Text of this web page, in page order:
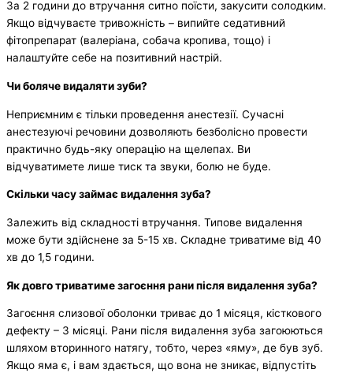
За 2 години до втручання ситно поїсти, закусити солодким.
Якщо відчуваєте тривожність – випийте седативний
фітопрепарат (валеріана, собача кропива, тощо) і
налаштуйте себе на позитивний настрій.
Чи боляче видаляти зуби?
Неприємним є тільки проведення анестезії. Сучасні
анестезуючі речовини дозволяють безболісно провести
практично будь-яку операцію на щелепах. Ви
відчуватимете лише тиск та звуки, болю не буде.
Скільки часу займає видалення зуба?
Залежить від складності втручання. Типове видалення
може бути здійснене за 5-15 хв. Складне триватиме від 40
хв до 1,5 години.
Як довго триватиме загоєння рани після видалення зуба?
Загоєння слизової оболонки триває до 1 місяця, кісткового
дефекту – 3 місяці. Рани після видалення зуба загоюються
шляхом вторинного натягу, тобто, через «яму», де був зуб.
Якщо яма є, і вам здається, що вона не зникає, відпустіть